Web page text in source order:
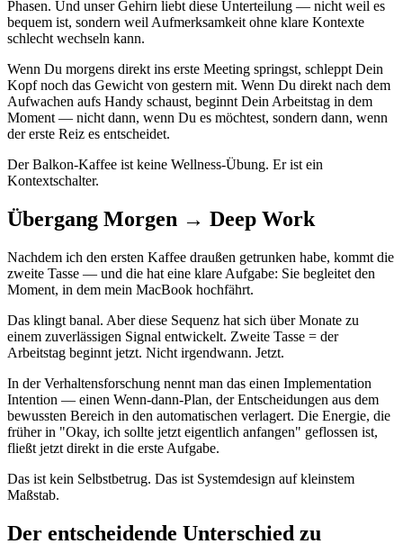
Phasen. Und unser Gehirn liebt diese Unterteilung — nicht weil es
bequem ist, sondern weil Aufmerksamkeit ohne klare Kontexte
schlecht wechseln kann.
Wenn Du morgens direkt ins erste Meeting springst, schleppt Dein
Kopf noch das Gewicht von gestern mit. Wenn Du direkt nach dem
Aufwachen aufs Handy schaust, beginnt Dein Arbeitstag in dem
Moment — nicht dann, wenn Du es möchtest, sondern dann, wenn
der erste Reiz es entscheidet.
Der Balkon-Kaffee ist keine Wellness-Übung. Er ist ein
Kontextschalter.
Übergang Morgen → Deep Work
Nachdem ich den ersten Kaffee draußen getrunken habe, kommt die
zweite Tasse — und die hat eine klare Aufgabe: Sie begleitet den
Moment, in dem mein MacBook hochfährt.
Das klingt banal. Aber diese Sequenz hat sich über Monate zu
einem zuverlässigen Signal entwickelt. Zweite Tasse = der
Arbeitstag beginnt jetzt. Nicht irgendwann. Jetzt.
In der Verhaltensforschung nennt man das einen Implementation
Intention — einen Wenn-dann-Plan, der Entscheidungen aus dem
bewussten Bereich in den automatischen verlagert. Die Energie, die
früher in "Okay, ich sollte jetzt eigentlich anfangen" geflossen ist,
fließt jetzt direkt in die erste Aufgabe.
Das ist kein Selbstbetrug. Das ist Systemdesign auf kleinstem
Maßstab.
Der entscheidende Unterschied zu